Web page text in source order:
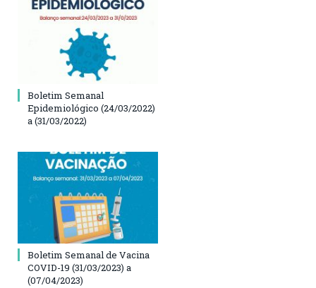
Boletim Semanal
Epidemiológico (24/03/2022)
a (31/03/2022)
Boletim Semanal de Vacina
COVID-19 (31/03/2023) a
(07/04/2023)